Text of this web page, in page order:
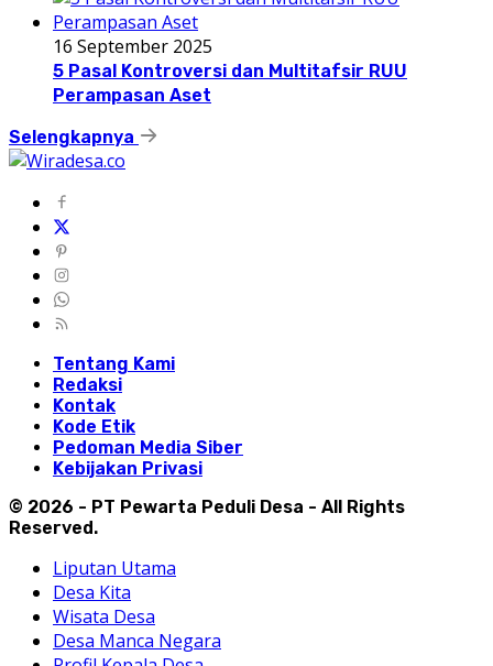
16 September 2025
5 Pasal Kontroversi dan Multitafsir RUU
Perampasan Aset
Selengkapnya
Tentang Kami
Redaksi
Kontak
Kode Etik
Pedoman Media Siber
Kebijakan Privasi
© 2026 - PT Pewarta Peduli Desa - All Rights
Reserved.
Liputan Utama
Desa Kita
Wisata Desa
Desa Manca Negara